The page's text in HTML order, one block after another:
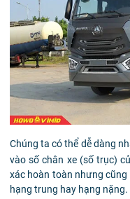
Chúng ta có thể dễ dàng
vào số chân xe (số trục)
xác hoàn toàn nhưng
hạng trung hay hạng nặng.